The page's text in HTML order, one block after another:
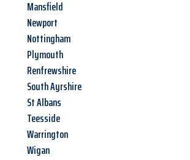
Mansfield
Newport
Nottingham
Plymouth
Renfrewshire
South Ayrshire
St Albans
Teesside
Warrington
Wigan